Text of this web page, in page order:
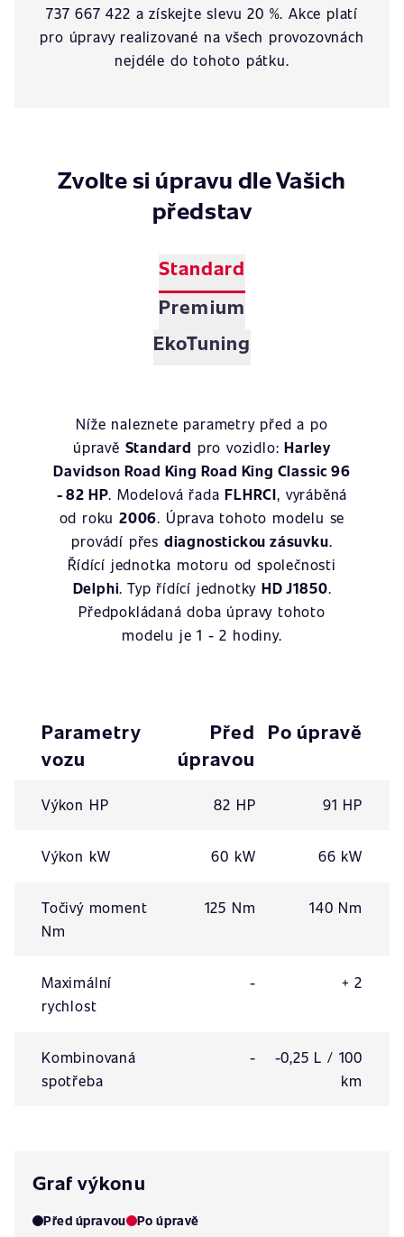
737 667 422 a získejte slevu 20 %. Akce platí
pro úpravy realizované na všech provozovnách
nejdéle do tohoto pátku.
Zvolte si úpravu dle Vašich
představ
Standard
Premium
EkoTuning
Níže naleznete parametry před a po
úpravě Standard pro vozidlo:Harley
Davidson Road King Road King Classic 96
- 82 HP. Modelová řadaFLHRCI, vyráběná
od roku2006. Úprava tohoto modelu se
provádí přes diagnostickou zásuvku.
Řídící jednotka motoru od společnosti
Delphi. Typ řídící jednotkyHD J1850.
Předpokládaná doba úpravy tohoto
modelu je 1 - 2 hodiny.
Parametry
vozu
Před
úpravou
Po úpravě
Výkon HP 82 HP 91 HP
Výkon kW 60 kW 66 kW
Točivý moment
Nm
125 Nm 140 Nm
Maximální
rychlost
- + 2
Kombinovaná
spotřeba
-
-0,25 L / 100
km
Graf výkonu
Před úpravou Po úpravě